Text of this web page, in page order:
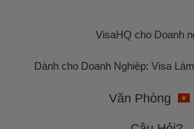
VisaHQ cho Doanh
Dành cho Doanh Nghiệp: Visa
Văn Phòng